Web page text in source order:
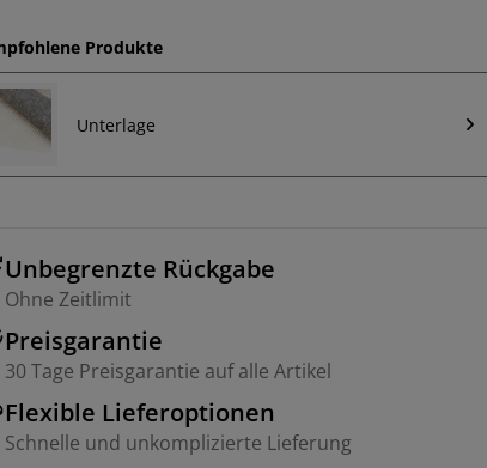
Produkte
Unterlage
Unbegrenzte Rückgabe
Ohne Zeitlimit
Preisgarantie
30 Tage Preisgarantie auf alle Artikel
Flexible Lieferoptionen
Schnelle und unkomplizierte Lieferung